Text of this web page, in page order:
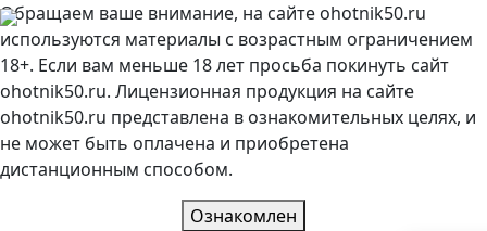
Обращаем ваше внимание, на сайте ohotnik50.ru
используются материалы с возрастным ограничением
18+. Если вам меньше 18 лет просьба покинуть сайт
ohotnik50.ru. Лицензионная продукция на сайте
ohotnik50.ru представлена в ознакомительных целях, и
не может быть оплачена и приобретена
дистанционным способом.
Ознакомлен